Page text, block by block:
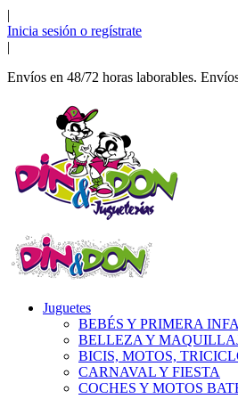
|
Inicia sesión o regístrate
|
Envíos en 48/72 horas laborables.
Juguetes
BEBÉS Y PRIMERA
BELLEZA Y
BICIS, MOTOS,
CARNAVAL Y FIESTA
COCHES Y MOTOS